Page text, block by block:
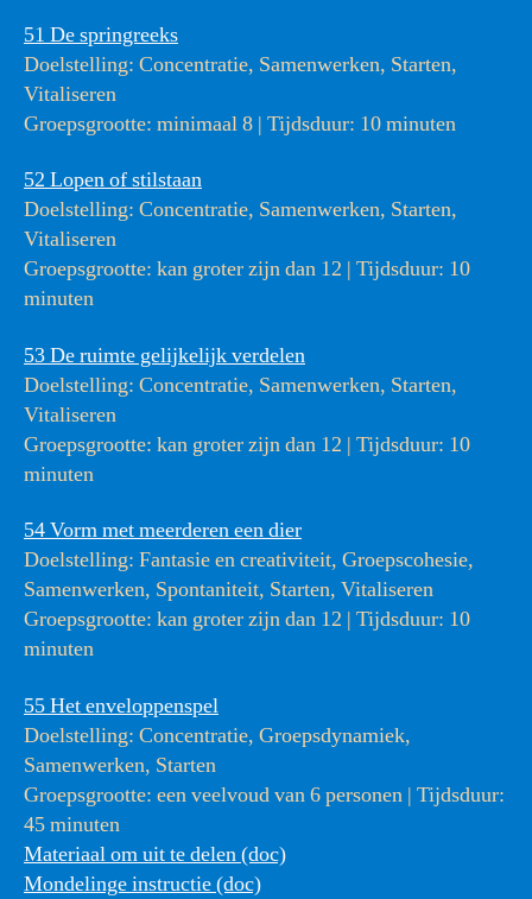
51 De springreeks
Doelstelling: Concentratie, Samenwerken, Starten,
Vitaliseren
Groepsgrootte: minimaal 8 | Tijdsduur: 10 minuten
52 Lopen of stilstaan
Doelstelling: Concentratie, Samenwerken, Starten,
Vitaliseren
Groepsgrootte: kan groter zijn dan 12 | Tijdsduur: 10
minuten
53 De ruimte gelijkelijk verdelen
Doelstelling: Concentratie, Samenwerken, Starten,
Vitaliseren
Groepsgrootte: kan groter zijn dan 12 | Tijdsduur: 10
minuten
54 Vorm met meerderen een dier
Doelstelling: Fantasie en creativiteit, Groepscohesie,
Samenwerken, Spontaniteit, Starten, Vitaliseren
Groepsgrootte: kan groter zijn dan 12 | Tijdsduur: 10
minuten
55 Het enveloppenspel
Doelstelling: Concentratie, Groepsdynamiek,
Samenwerken, Starten
Groepsgrootte: een veelvoud van 6 personen | Tijdsduur:
45 minuten
Materiaal om uit te delen (doc)
Mondelinge instructie (doc)